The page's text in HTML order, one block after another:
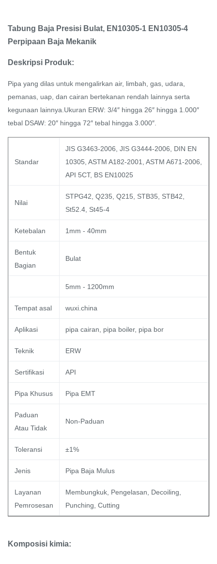
Tabung Baja Presisi Bulat, EN10305-1 EN10305-4
Perpipaan Baja Mekanik
Deskripsi Produk:
Pipa yang dilas untuk mengalirkan air, limbah, gas, udara,
pemanas, uap, dan cairan bertekanan rendah lainnya serta
kegunaan lainnya.Ukuran ERW: 3/4″ hingga 26″ hingga 1.000″
tebal DSAW: 20″ hingga 72″ tebal hingga 3.000″.
Standar
JIS G3463-2006, JIS G3444-2006, DIN EN
10305, ASTM A182-2001, ASTM A671-2006,
API 5CT, BS EN10025
Nilai
STPG42, Q235, Q215, STB35, STB42,
St52.4, St45-4
Ketebalan 1mm - 40mm
Bentuk
Bagian
Bulat
5mm - 1200mm
Tempat asal wuxi.china
Aplikasi pipa cairan, pipa boiler, pipa bor
Teknik ERW
Sertifikasi API
Pipa Khusus Pipa EMT
Paduan
Atau Tidak
Non-Paduan
Toleransi ±1%
Jenis Pipa Baja Mulus
Layanan
Pemrosesan
Membungkuk, Pengelasan, Decoiling,
Punching, Cutting
Komposisi kimia: